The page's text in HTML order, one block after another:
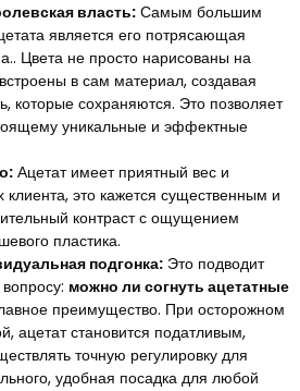
власть: Самым большим
является его потрясающая
Цвета не просто нарисованы на
в сам материал, создавая
которые сохраняются. Это позволяет
уникальные и эффектные
Ацетат имеет приятный вес и
клиента, это кажется существенным и
контраст с ощущением
пластика.
подгонка: Это подводит
можно ли согнуть ацетатные
преимущество. При осторожном
ацетат становится податливым,
точную регулировку для
удобная посадка для любой